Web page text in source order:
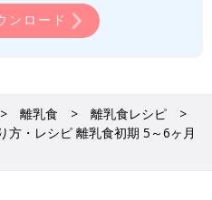
ンロード
離乳食
離乳食レシピ
方・レシピ 離乳食初期 5～6ヶ月